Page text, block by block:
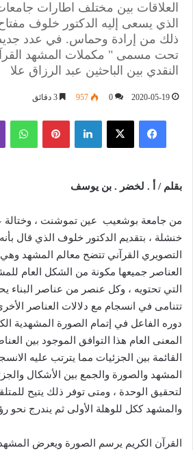
العلاقات بين مختلف اطارات
الذي يسعى إليه الدكتور خلوف
ذلك من إرادة وحماس. في عدد
تحت مسمى " مكملات المشهد
النقدي بين الباحثين عبد الرزاق علا
2020-05-19
0
957
فيسبوك ‫X لينكدإن بينتيريست واتساب
بقلم /
. لخضر . بن يوسف
من جامعة بوشعيب
عين تموشنت ، وختالة
خنشلة ، بتقديم الدكتور خلوف الذي قال
التصويري القرآني تتضح معالم المشهد
العناصر جميعها مكونة من الشكل العام
التي تحتويه ، وكل عنصر من عناصر البناء
تتنامى في انسجام مع دلالات العناصر
دوره الفاعل في إتمام الصورة المشهدية
المعنى العام هذا التوافق الموجود بين
القائمة بين الجزئيات مما يترتب عليه
المشهد والصورة والجمع بين الأشكال
لتحقيق الوحدة ، ومتى توفر ذلك يتيح
والمشهد ككل للوهلة الأولى ثم يندرج نحو
القرآن الكريم يرسم الصورة ويعرض